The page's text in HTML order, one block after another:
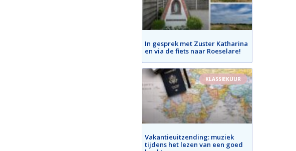
In gesprek met Zuster Katharina
en via de fiets naar Roeselare!
KLASSIEKUUR
Vakantieuitzending: muziek
tijdens het lezen van een goed